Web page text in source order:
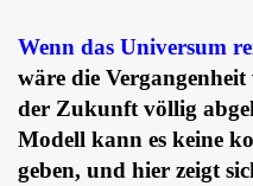
Wenn das Universum
wäre die
der Zukunft völlig
Modell kann es keine
geben, und hier zeigt